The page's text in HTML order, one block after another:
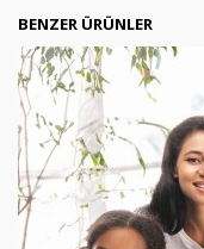
BENZER ÜRÜNLER